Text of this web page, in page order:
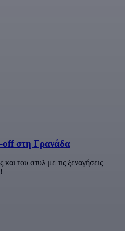
στη Γρανάδα
και του στυλ με τις ξεναγήσεις